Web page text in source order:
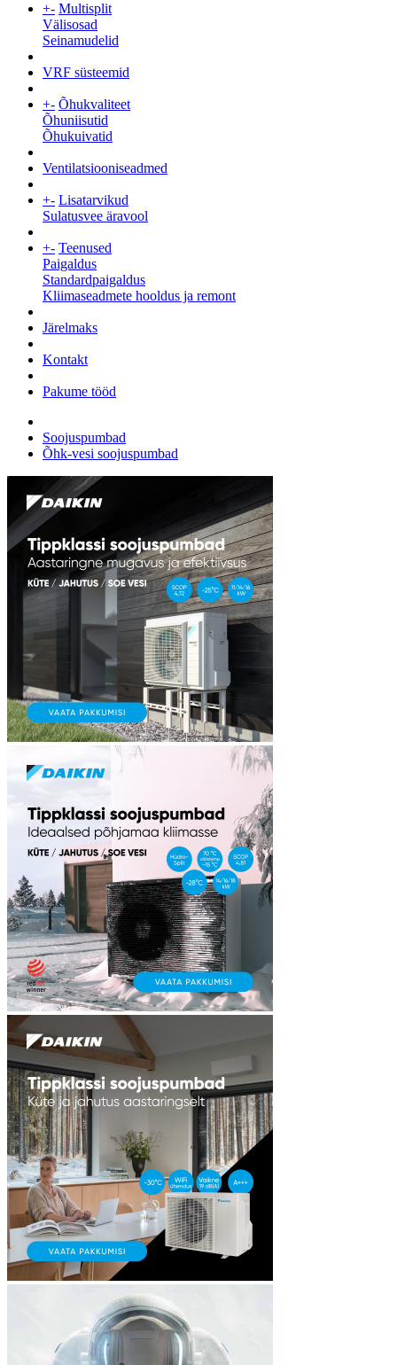
+- Multisplit
Välisosad
Seinamudelid
VRF süsteemid
+- Õhukvaliteet
Õhuniisutid
Õhukuivatid
Ventilatsiooniseadmed
+- Lisatarvikud
Sulatusvee äravool
+- Teenused
Paigaldus
Standardpaigaldus
Kliimaseadmete hooldus ja remont
Järelmaks
Kontakt
Pakume tööd
Soojuspumbad
Õhk-vesi soojuspumbad